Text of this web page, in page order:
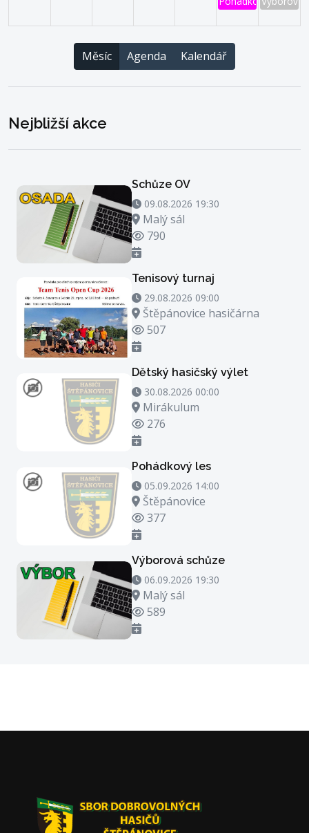
Měsíc Agenda Kalendář
Nejbližší akce
Schůze OV
09.08.2026 19:30 - 09.08.2026 20:30
09.08.2026 19:30
Místo konání
Malý sál
Počet zhlédnutí
790
Tenisový turnaj
29.08.2026 09:00 - 29.08.2026 23:00
29.08.2026 09:00
Místo konání
Štěpánovice hasičárna
Počet zhlédnutí
507
Dětský hasičský výlet
30.08.2026 00:00 - 30.08.2026 21:00
30.08.2026 00:00
Místo konání
Mirákulum
Počet zhlédnutí
276
Pohádkový les
05.09.2026 14:00 - 05.09.2026 15:00
05.09.2026 14:00
Místo konání
Štěpánovice
Počet zhlédnutí
377
Výborová schůze
06.09.2026 19:30 - 06.09.2026 20:30
06.09.2026 19:30
Místo konání
Malý sál
Počet zhlédnutí
589